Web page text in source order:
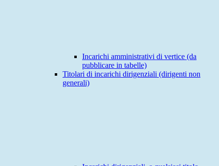
Incarichi amministrativi di vertice (da
pubblicare in tabelle)
Titolari di incarichi dirigenziali (dirigenti non
generali)